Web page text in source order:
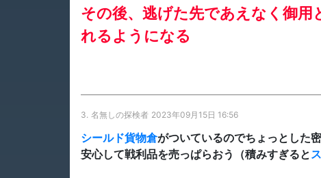
その後、逃げた先であえなく御
れるようになる
3. 名無しの探検者 2023年09月15日 16:56
シールド貨物倉がついているのでちょっとした密
安心して戦利品を売っぱらおう（積みすぎると